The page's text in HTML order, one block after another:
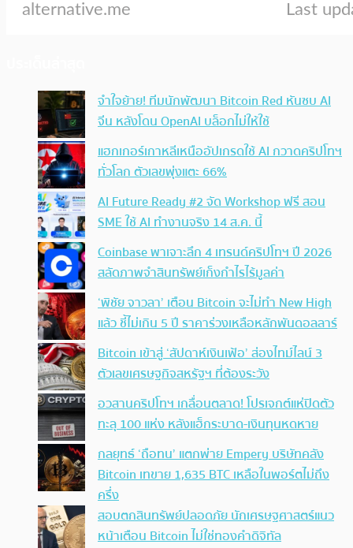
จำใจย้าย! ทีมนักพัฒนา Bitcoin Red หันซบ AI
จีน หลังโดน OpenAI บล็อกไม่ให้ใช้
แฮกเกอร์เกาหลีเหนืออัปเกรดใช้ AI กวาดคริปโทฯ
ทั่วโลก ตัวเลขพุ่งแตะ 66%
AI Future Ready #2 จัด Workshop ฟรี สอน
SME ใช้ AI ทำงานจริง 14 ส.ค. นี้
Coinbase พาเจาะลึก 4 เทรนด์คริปโทฯ ปี 2026
สลัดภาพจำสินทรัพย์เก็งกำไรไร้มูลค่า
‘พิชัย จาวลา’ เตือน Bitcoin จะไม่ทำ New High
แล้ว ชี้ไม่เกิน 5 ปี ราคาร่วงเหลือหลักพันดอลลาร์
Bitcoin เข้าสู่ ‘สัปดาห์เงินเฟ้อ’ ส่องไทม์ไลน์ 3
ตัวเลขเศรษฐกิจสหรัฐฯ ที่ต้องระวัง
อวสานคริปโทฯ เกลื่อนตลาด! โปรเจกต์แห่ปิดตัว
ทะลุ 100 แห่ง หลังแฮ็กระบาด-เงินทุนหดหาย
กลยุทธ์ ‘ถือทน’ แตกพ่าย Empery บริษัทคลัง
Bitcoin เทขาย 1,635 BTC เหลือในพอร์ตไม่ถึง
ครึ่ง
สอบตกสินทรัพย์ปลอดภัย นักเศรษฐศาสตร์แนว
หน้าเตือน Bitcoin ไม่ใช่ทองคำดิจิทัล